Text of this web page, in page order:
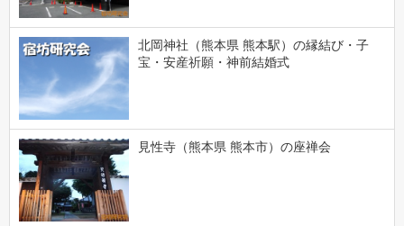
北岡神社（熊本県 熊本駅）の縁結び・子
宝・安産祈願・神前結婚式
見性寺（熊本県 熊本市）の座禅会